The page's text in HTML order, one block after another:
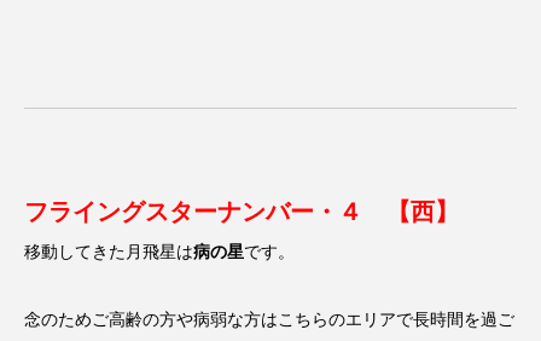
フライングスターナンバー・４ 【西】
移動してきた月飛星は病の星です。
念のためご高齢の方や病弱な方はこちらのエリアで長時間を過ご